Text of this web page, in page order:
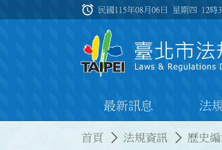
:::
alarm 民國115年08月06日 星期四 12時
最新訊息 法
首頁 法規資訊 歷史